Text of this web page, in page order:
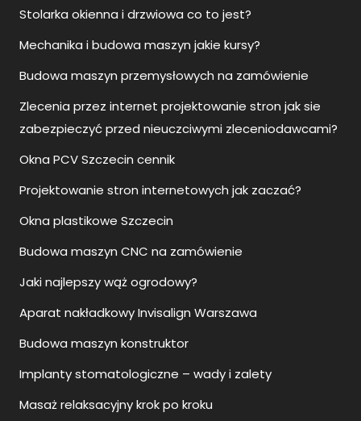
Stolarka okienna i drzwiowa co to jest?
Mechanika i budowa maszyn jakie kursy?
Budowa maszyn przemysłowych na zamówienie
Zlecenia przez internet projektowanie stron jak sie
zabezpieczyć przed nieuczciwymi zleceniodawcami?
Okna PCV Szczecin cennik
Projektowanie stron internetowych jak zaczać?
Okna plastikowe Szczecin
Budowa maszyn CNC na zamówienie
Jaki najlepszy wąż ogrodowy?
Aparat nakładkowy Invisalign Warszawa
Budowa maszyn konstruktor
Implanty stomatologiczne – wady i zalety
Masaż relaksacyjny krok po kroku